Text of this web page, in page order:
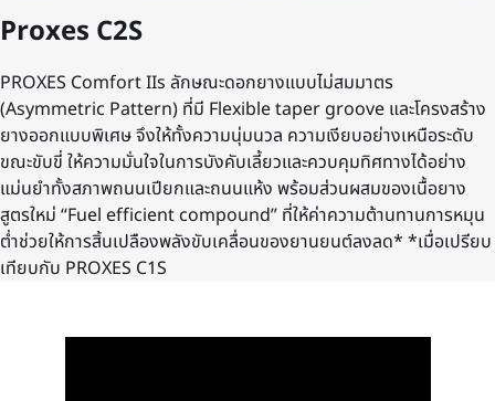
Proxes C2S
PROXES Comfort IIs ลักษณะดอกยางแบบไม่สมมาตร
(Asymmetric Pattern) ที่มี Flexible taper groove และโครงสร้าง
ยางออกแบบพิเศษ จึงให้ทั้งความนุ่มนวล ความเงียบอย่างเหนือระดับ
ขณะขับขี่ ให้ความมั่นใจในการบังคับเลี้ยวและควบคุมทิศทางได้อย่าง
แม่นยำทั้งสภาพถนนเปียกและถนนแห้ง พร้อมส่วนผสมของเนื้อยาง
สูตรใหม่ “Fuel efficient compound” ที่ให้ค่าความต้านทานการหมุน
ต่ำช่วยให้การสิ้นเปลืองพลังขับเคลื่อนของยานยนต์ลงลด* *เมื่อเปรียบ
เทียบกับ PROXES C1S